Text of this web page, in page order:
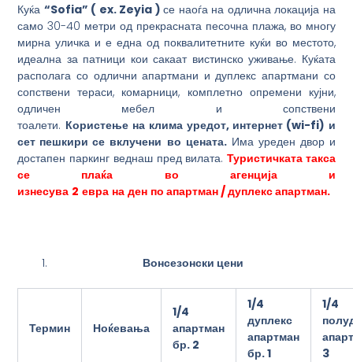
Куќа “Sofia” ( ex. Zeyia )се наоѓа на одлична локација на
само 30-40 метри од прекрасната песочна плажа, во многу
мирна уличка и е една од поквалитетните куќи во местото,
идеална за патници кои сакаат вистинско уживање. Куќата
располага со одлични апартмани и дуплекс апартмани со
сопствени тераси, комарници, комплетно опремени кујни,
одличен мебел и сопствени
тоалети. Користење на клима уредот, интернет (wi-fi) и
сет пешкирисе вклучени во цената.Има уреден двор и
достапен паркинг веднаш пред вилата. Туристичката такса
се плаќа во агенција и
изнесува 2 евра на ден по апартман / дуплекс апартман.
Вонсезонски цени
Термин Ноќевања
1/4
апартман
бр. 2
1/4
дуплекс
апартман
бр. 1
1/4
3